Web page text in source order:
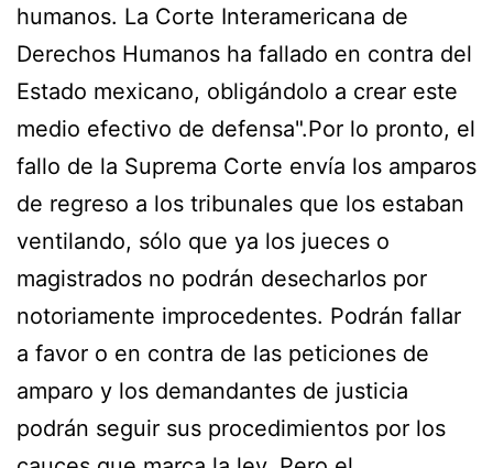
humanos. La Corte Interamericana de
Derechos Humanos ha fallado en contra del
Estado mexicano, obligándolo a crear este
medio efectivo de defensa".Por lo pronto, el
fallo de la Suprema Corte envía los amparos
de regreso a los tribunales que los estaban
ventilando, sólo que ya los jueces o
magistrados no podrán desecharlos por
notoriamente improcedentes. Podrán fallar
a favor o en contra de las peticiones de
amparo y los demandantes de justicia
podrán seguir sus procedimientos por los